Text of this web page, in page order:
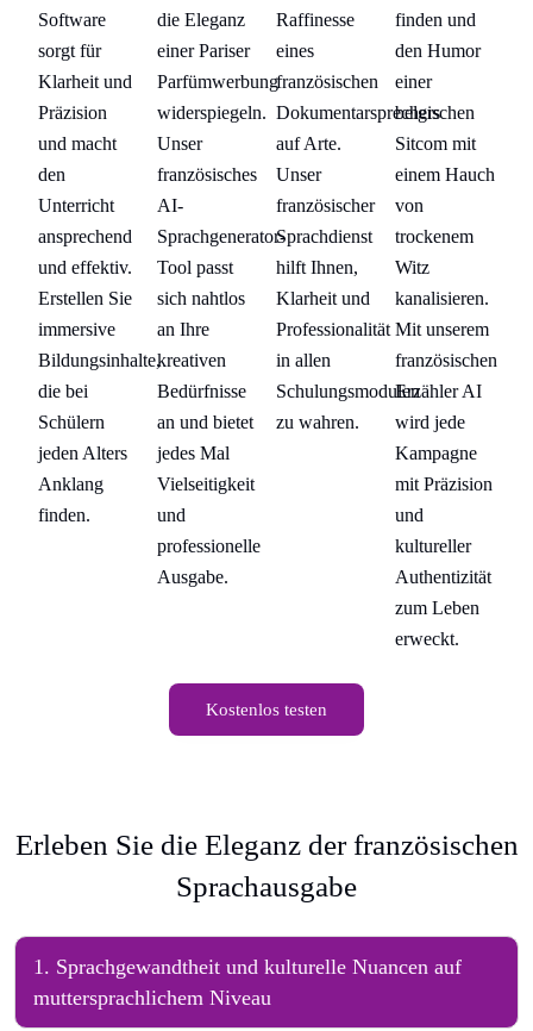
Software
sorgt für
Klarheit und
Präzision
und macht
den
Unterricht
ansprechend
und effektiv.
Erstellen Sie
immersive
Bildungsinhalte,
die bei
Schülern
jeden Alters
Anklang
finden.
die Eleganz
einer Pariser
Parfümwerbung
widerspiegeln.
Unser
französisches
AI-
Sprachgenerator-
Tool passt
sich nahtlos
an Ihre
kreativen
Bedürfnisse
an und bietet
jedes Mal
Vielseitigkeit
und
professionelle
Ausgabe.
Raffinesse
eines
französischen
Dokumentarsprechers
auf Arte.
Unser
französischer
Sprachdienst
hilft Ihnen,
Klarheit und
Professionalität
in allen
Schulungsmodulen
zu wahren.
finden und
den Humor
einer
belgischen
Sitcom mit
einem Hauch
von
trockenem
Witz
kanalisieren.
Mit unserem
französischen
Erzähler AI
wird jede
Kampagne
mit Präzision
und
kultureller
Authentizität
zum Leben
erweckt.
Kostenlos testen
Erleben Sie die Eleganz der französischen
Sprachausgabe
1. Sprachgewandtheit und kulturelle Nuancen auf
muttersprachlichem Niveau